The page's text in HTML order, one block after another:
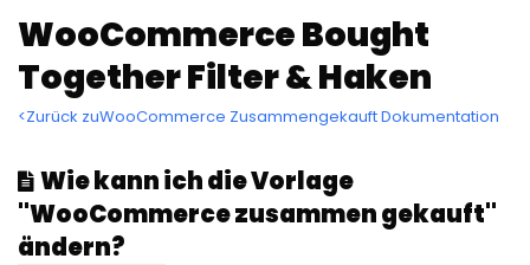
WooCommerce Bought
Together Filter & Haken
<Zurück zuWooCommerce Zusammengekauft Dokumentation
Wie kann ich die Vorlage
"WooCommerce zusammen gekauft"
ändern?